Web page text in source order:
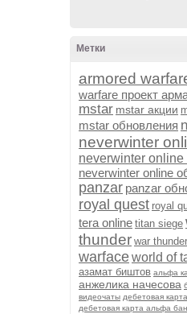
Метки
armored
warfare проект
mstar mstar акции
mstar обновления
neverwinter
neverwinter online
neverwinter online
panzar panzar
royal quest royal
tera online titan siege
thunder war
warfaceworld of
азамат биштов альфа
анжелика начесова
видеочаты дебетовая
дебетовая карта альфа